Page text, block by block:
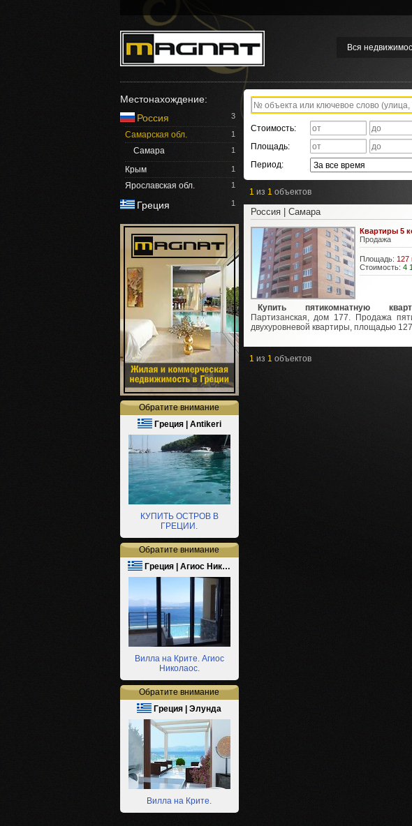
Вся
Местонахождение:
Россия
3
Самарская обл. 1
Самара 1
Крым 1
Ярославская обл. 1
Греция 1
Обратите внимание
Греция | Antikeri
КУПИТЬ ОСТРОВ В
ГРЕЦИИ.
Обратите внимание
Греция | Агиос Ник…
Вилла на Крите. Агиос
Николаос.
Обратите внимание
Греция | Элунда
Вилла на Крите.
Стоимость:
Площадь:
Период:
1 из 1 объектов
Россия | Самара
Квартиры 5
Продажа
Площадь: 127
Стоимость: 4
Купить пятикомнатную
Партизанская, дом 177. Продажа
двухуровневой квартиры, площадью 127
1 из 1 объектов